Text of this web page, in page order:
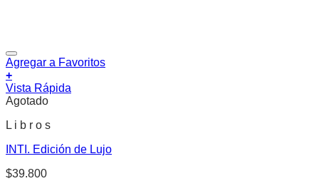
Agregar a Favoritos
+
Vista Rápida
Agotado
L i b r o s
INTI. Edición de Lujo
$39.800